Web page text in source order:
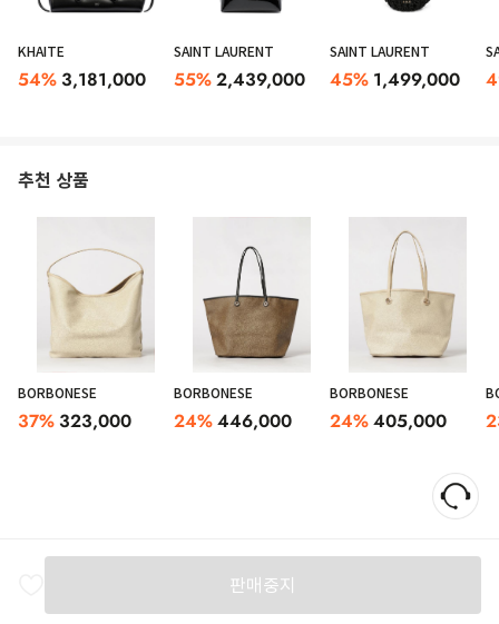
KHAITE
54% 3,181,000
SAINT LAURENT
55%2,439,000
SAINT LAURENT
45% 1,499,000
추천 상품
BORBONESE
37% 323,000
BORBONESE
24%446,000
BORBONESE
24%405,000
판매중지